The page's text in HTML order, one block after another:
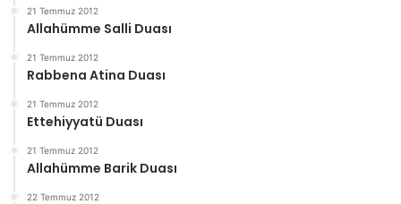
21 Temmuz 2012
Allahümme Salli Duası
21 Temmuz 2012
Rabbena Atina Duası
21 Temmuz 2012
Ettehiyyatü Duası
21 Temmuz 2012
Allahümme Barik Duası
22 Temmuz 2012